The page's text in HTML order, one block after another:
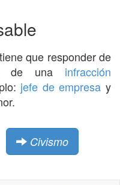
que responder de
de una infracción
jefe de empresa y
Civismo